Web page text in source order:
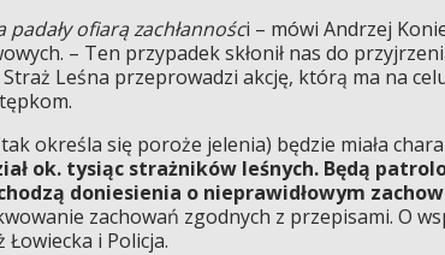
ofiarą zachłanności – mówi Andrzej
– Ten przypadek skłonił nas do
Leśna przeprowadzi akcję, którą ma na
określa się poroże jelenia) będzie miała
ok. tysiąc strażników leśnych. Będą
doniesienia o nieprawidłowym
zachowań zgodnych z przepisami. O
i Policja.